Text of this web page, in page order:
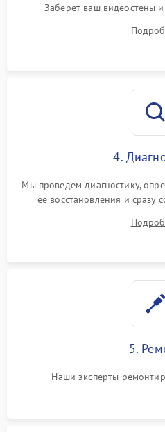
Заберет ваш видеостены
4.
Мы проведем диагностику,
ее восстановления и
5.
Наши эксперты